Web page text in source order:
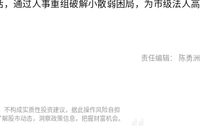
通过人事重组破解小散弱困局，为市级法人高
责任编辑： 陈勇洲
构成实质性投资建议，据此操作风险自担
股市动态，洞察政策信息，把握财富机会。